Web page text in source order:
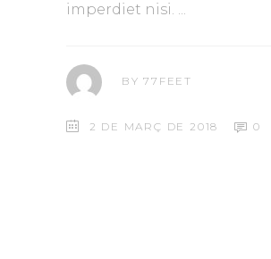
imperdiet nisi.
BY77FEET
2 DE MARÇ DE 2018 0